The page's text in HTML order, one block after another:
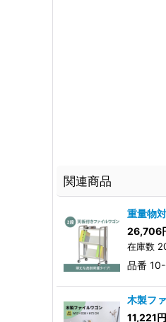
関連商品
重量物
26,706
在庫数
品番
木製フ
11,221 円